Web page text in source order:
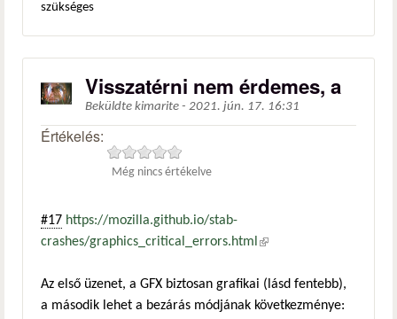
szükséges
Visszatérni nem érdemes, a
Beküldte kimarite - 2021. jún. 17. 16:31
Értékelés:
Még nincs értékelve
#17 https://mozilla.github.io/stab-
crashes/graphics_critical_errors.html (külső hivatkozás)
Az első üzenet, a GFX biztosan grafikai (lásd fentebb),
a második lehet a bezárás módjának következménye: